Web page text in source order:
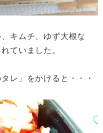
キムチ、ゆず大根な
ていました。
レ」をかけると・・・